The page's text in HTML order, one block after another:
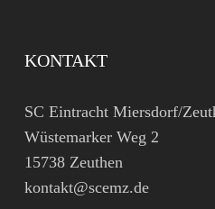
KONTAKT
SC Eintracht Miersdorf/
Wüstemarker Weg 2
15738 Zeuthen
kontakt@scemz.de